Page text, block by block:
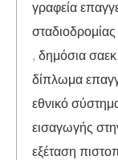
γραφεία
σταδιοδρομίας
, δημόσια σαεκ,
δίπλωμα
εθνικό
εισαγωγής
εξέταση